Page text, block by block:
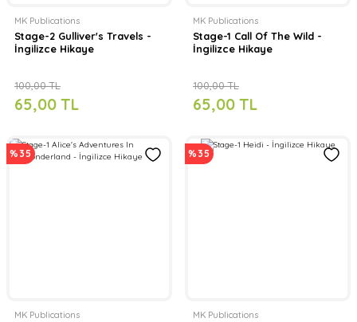
MK Publications
Stage-2 Gulliver's Travels -
İngilizce Hikaye
65,00 TL
100,00 TL
MK Publications
Stage-1 Call Of The Wild -
İngilizce Hikaye
65,00 TL
100,00 TL
%35
MK Publications
%35
MK Publications